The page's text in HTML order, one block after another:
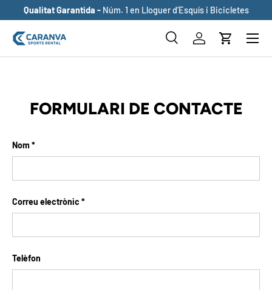
ANAR AL CONTINGUT
Qualitat Garantida - Núm. 1 en Lloguer d’Esquís i Bicicletes
Cerca
BuscarInicia sessió
Cistella
FORMULARI DE CONTACTE
Nom
Correu electrònic
Telèfon